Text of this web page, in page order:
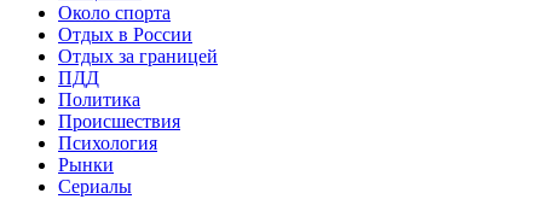
Около спорта
Отдых в России
Отдых за границей
ПДД
Политика
Происшествия
Психология
Рынки
Сериалы